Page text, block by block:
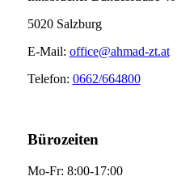
5020 Salzburg
E-Mail: office@ahmad-zt.at
Telefon: 0662/664800
Bürozeiten
Mo-Fr: 8:00-17:00